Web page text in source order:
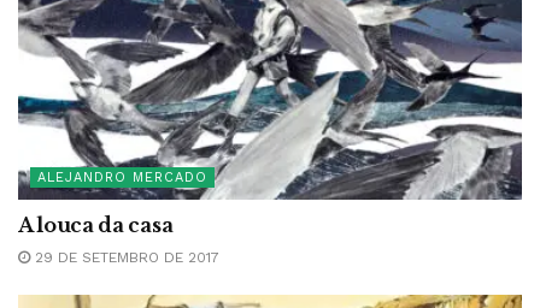
ALEJANDRO MERCADO
A louca da casa
29 DE SETEMBRO DE 2017